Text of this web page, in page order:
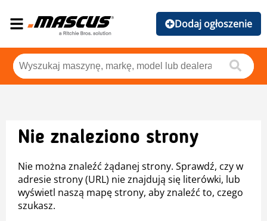
Dodaj ogłoszenie
Nie znaleziono strony
Nie można znaleźć żądanej strony. Sprawdź, czy w
adresie strony (URL) nie znajdują się literówki, lub
wyświetl naszą mapę strony, aby znaleźć to, czego
szukasz.